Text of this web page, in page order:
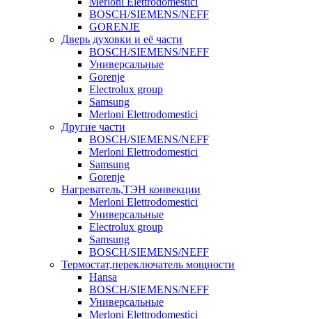
BOSCH/SIEMENS/NEFF
GORENJE
Дверь духовки и её части
BOSCH/SIEMENS/NEFF
Универсальные
Gorenje
Electrolux group
Samsung
Merloni Elettrodomestici
Другие части
BOSCH/SIEMENS/NEFF
Merloni Elettrodomestici
Samsung
Gorenje
Нагреватель,ТЭН конвекции
Merloni Elettrodomestici
Универсальные
Electrolux group
Samsung
BOSCH/SIEMENS/NEFF
Термостат,переключатель мощности
Hansa
BOSCH/SIEMENS/NEFF
Универсальные
Merloni Elettrodomestici